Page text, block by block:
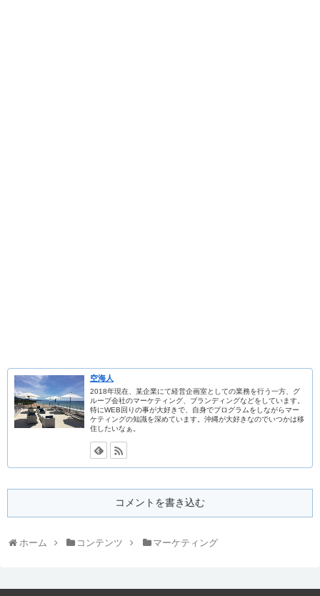
空海人
2018年現在、某企業にて経営企画室としての業務を行う一方、グ
ループ会社のマーケティング、ブランディングなどをしています。
特にWEB回りの事が大好きで、自身でプログラムをしながらマー
ケティングの知識を深めています。沖縄が大好きなのでいつかは移
住したいなぁ。
コメントを書き込む
ホーム コンテンツ マーケティング